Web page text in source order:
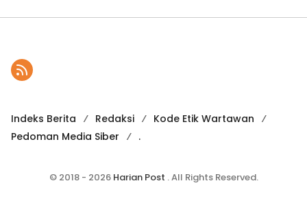
Indeks Berita Redaksi
Kode Etik Wartawan
Pedoman Media Siber
.
© 2018 - 2026 Harian Post . All Rights Reserved.